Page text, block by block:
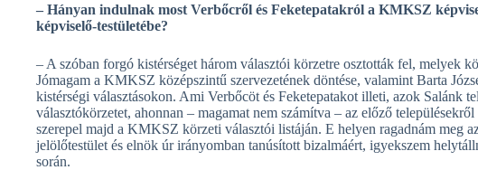
– Hányan indulnak most Verbőcről és Feketepatakról a KMKSZ
képviselő-testületébe?
– A szóban forgó kistérséget három választói körzetre osztották fel, melyek
Jómagam a KMKSZ középszintű szervezetének döntése, valamint Barta
kistérségi választásokon. Ami Verbőcöt és Feketepatakot illeti, azok Salánk
választókörzetet, ahonnan – magamat nem számítva – az előző
szerepel majd a KMKSZ körzeti választói listáján. E helyen ragadnám meg
jelölőtestület és elnök úr irányomban tanúsított bizalmáért, igyekszem
során.